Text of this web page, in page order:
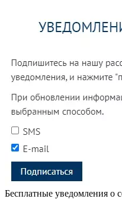
Бесплатные уведомления о